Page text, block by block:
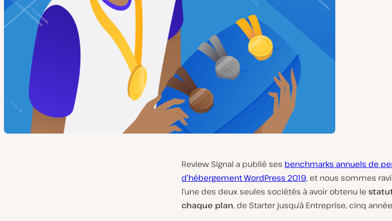
Review Signal a publié ses benchmarks annuels de
d’hébergement WordPress 2019, et nous sommes
l’une des deux seules sociétés à avoir obtenu le
chaque plan, de Starter jusqu’à Entreprise, cinq